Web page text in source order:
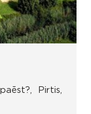
Pirtis